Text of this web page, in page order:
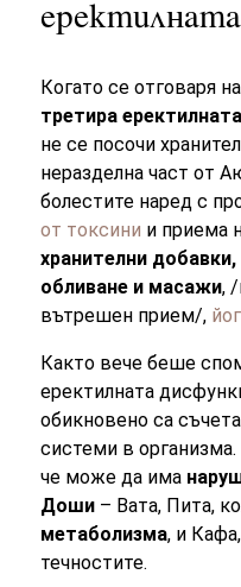
Когато се отговаря
третира
не се посочи
неразделна част от
болестите наред с
от токсини и приема
хранителни
обливане и масажи,
вътрешен прием/,
Както вече беше
еректилната
обикновено са
системи в
че може да има
Доши – Вата, Пита,
метаболизма, и
течностите.